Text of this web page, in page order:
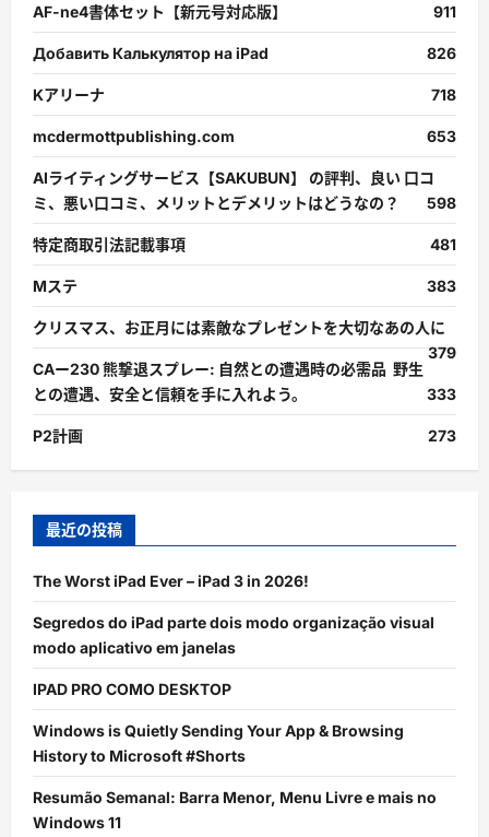
AF-ne4書体セット【新元号対応版】 911
Добавить Калькулятор на iPad 826
Kアリーナ 718
mcdermottpublishing.com 653
AIライティングサービス【SAKUBUN】 の評判、良い 口コ
ミ、悪い口コミ、メリットとデメリットはどうなの？
598
特定商取引法記載事項 481
Mステ 383
クリスマス、お正月には素敵なプレゼントを大切なあの人に
379
CAー230 熊撃退スプレー: 自然との遭遇時の必需品 野生
との遭遇、安全と信頼を手に入れよう。
333
P2計画 273
最近の投稿
The Worst iPad Ever – iPad 3 in 2026!
Segredos do iPad parte dois modo organização visual
modo aplicativo em janelas
IPAD PRO COMO DESKTOP
Windows is Quietly Sending Your App & Browsing
History to Microsoft #Shorts
Resumão Semanal: Barra Menor, Menu Livre e mais no
Windows 11